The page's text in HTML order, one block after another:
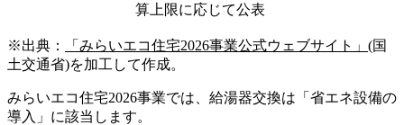
算上限に応じて公表
※出典： 「みらいエコ住宅2026事業公式ウェブサイト」 (国
土交通省)を加工して作成。
みらいエコ住宅2026事業では、給湯器交換は「省エネ設備の
導入」に該当します。